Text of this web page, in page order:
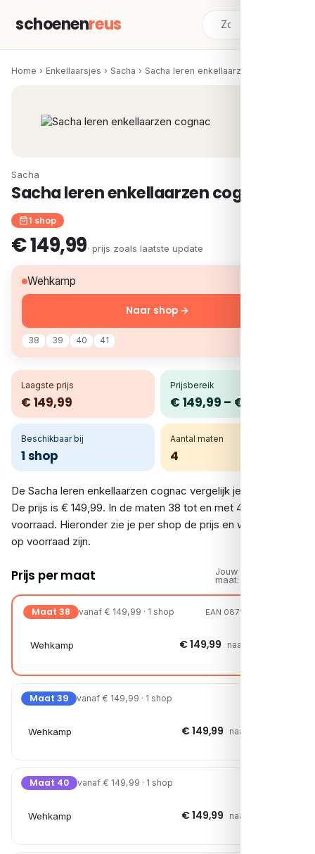
schoenenreus
Home › Enkellaarsjes › Sacha › Sacha leren enkellaarzen cognac
Sacha
Sacha leren enkellaarzen cognac
1 shop
€ 149,99· prijs zoals laatste update
Wehkamp
38 39 40 41
Naar shop →
Laagste prijs
€ 149,99
Prijsbereik
€ 149,99 – € 149,99
Beschikbaar bij
1 shop
Aantal maten
4
De Sacha leren enkellaarzen cognac vergelijk je bij 1 shop.
De prijs is € 149,99. In de maten 38 tot en met 41 is er
voorraad. Hieronder zie je per shop de prijs en welke maten
op voorraad zijn.
Prijs per maat
Jouw
maat:
Maat 38 vanaf € 149,99 · 1 shop EAN 08719589391417
Wehkamp € 149,99 naar shop →
Maat 39 vanaf € 149,99 · 1 shop
Wehkamp € 149,99 naar shop →
Maat 40 vanaf € 149,99 · 1 shop
Wehkamp € 149,99 naar shop →